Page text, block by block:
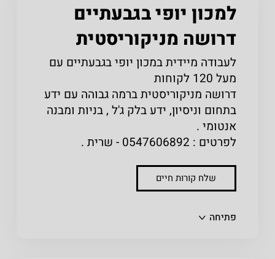
למכון יופי בגבעתיים
דרושה מניקוריסטית
לעבודה מיידית במכון יופי בגבעתיים עם
מעל 120 לקוחות
דרושה מניקוריסטית ברמה גבוהה עם ידע
בתחום וניסיון, ידע בלק ג'ל , בניות ומבנה
אנטומי .
לפרטים : 0547606892 - שרית .
שלח קורות חיים
פתיחה